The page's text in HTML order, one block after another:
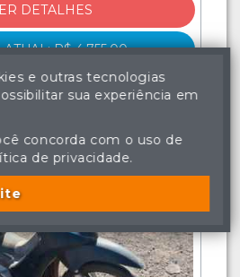
DETALHES
R$ 4.755,00
NO AUDITÓRIO
e outras tecnologias
sua experiência em
concorda com o uso de
de privacidade.